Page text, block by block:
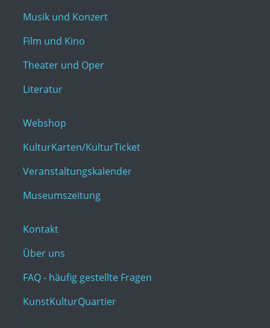
Musik und Konzert
Film und Kino
Theater und Oper
Literatur
Webshop
KulturKarten/KulturTicket
Veranstaltungskalender
Museumszeitung
Kontakt
Über uns
FAQ - häufig gestellte Fragen
KunstKulturQuartier